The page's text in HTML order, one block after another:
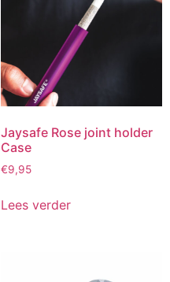
Jaysafe Rose joint holder
Case
€9,95
Lees verder